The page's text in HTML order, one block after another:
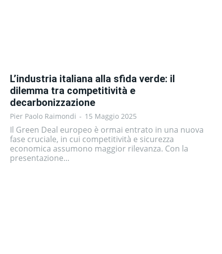
L’industria italiana alla sfida verde: il
dilemma tra competitività e
decarbonizzazione
Pier Paolo Raimondi - 15 Maggio 2025
Il Green Deal europeo è ormai entrato in una nuova
fase cruciale, in cui competitività e sicurezza
economica assumono maggior rilevanza. Con la
presentazione...